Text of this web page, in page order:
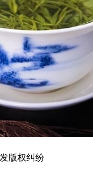
版权纠纷